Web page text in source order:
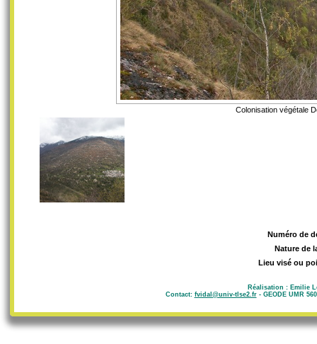
Colonisation végétale
Numéro de
Nature de
Lieu visé ou
Réalisation : Emilie
Contact: fvidal@univ-tlse2.fr- GEODE UMR